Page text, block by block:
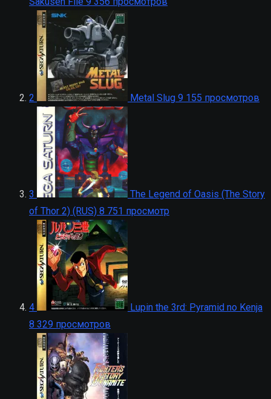
2 Metal Slug 9 155 просмотров
3
The Legend of Oasis (The Story
of Thor 2) (RUS) 8 751 просмотр
4
Lupin the 3rd: Pyramid no Kenja
8 329 просмотров